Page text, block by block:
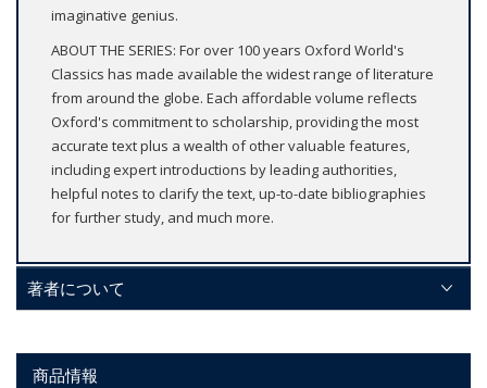
imaginative genius.
ABOUT THE SERIES: For over 100 years Oxford World's
Classics has made available the widest range of literature
from around the globe. Each affordable volume reflects
Oxford's commitment to scholarship, providing the most
accurate text plus a wealth of other valuable features,
including expert introductions by leading authorities,
helpful notes to clarify the text, up-to-date bibliographies
for further study, and much more.
著者について
商品情報